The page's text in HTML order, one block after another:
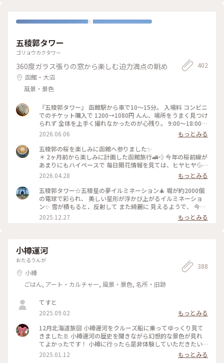
ェ#ゆるりｼﾆｱ旅#ゆるり夏時間
五稜郭タワー
ゴリョウカクタワー
360度ガラス張りの窓から楽しむ迫力満点の眺め
函館・大沼
風景・景色
402
『五稜郭タワー』 函館駅から車で10〜15分。 入場料 コンビニ
でのチケット購入で 1200→1080円 んん、場所をうまく見つけ
られず 全体を上手く撮れなかったのが心残り。 9:00〜18:00
P:近隣コインP #五稜郭タワー 北海道函館市五稜郭町43-9 #函
館名所#函館スポット #函館観光 #五稜郭
2026.06.06
もっとみる
五稜郭の桜を楽しみに函館へ参りました✨
＊ 2ヶ月前から楽しみに計画した函館旅行🚄💨 今年の桜前線が
あまりにもハイペースで 毎日開花情報を見ては、ヒヤヒヤ💦 4
月28日現在散り始めてしまってますが それでも五稜郭タワー
からの五芒星は 桜色に包まれていました✨
＊ #ちいさな列車旅 #函館 #五稜郭
2026.04.28
もっとみる
五稜郭タワー☆五稜星の夢イルミネーション🎄 堀が約2000個
の電球で彩られ、 美しい星形が浮かび上がるイルミネーショ
ン✨ 雪が積もると、反射して また綺麗に 見えるようで、 今年
は まだ雪が少ないの で、このような感じです♪♪ 真ん中のオ
レンジ色に ライトアップされているのは 復元された函館奉行
2025.12.27 もっとみる
小樽運河
おたるうんが
小樽
ごはん, アート・カルチャー, 風景・景色, 名所・旧跡
388
てすと
2025.09.02
もっとみる
12月北海道旅🔟 小樽運河をクルーズ船に乗ってゆっくり見て
きました🚢 小樽運河の歴史を聞きながら幻想的な景色が見れ
てよかったです！ 小樽に行ったら是非体験していただきたい
アクティビティです✨ #小樽運河#小樽運河クルーズ#ベストト
リップ2024
2025.01.12
もっとみる